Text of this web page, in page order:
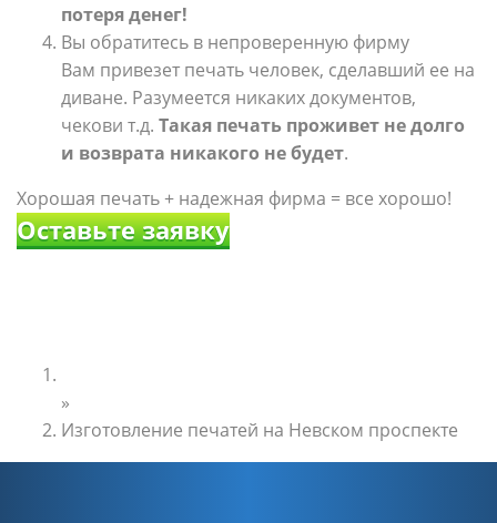
потеря денег!
Вы обратитесь в непроверенную фирму
Вам привезет печать человек, сделавший ее на
диване. Разумеется никаких документов,
чекови т.д. Такая печать проживет не долго
и возврата никакого не будет.
Хорошая печать + надежная фирма = все хорошо!
Оставьте заявку
»
Изготовление печатей на Невском проспекте